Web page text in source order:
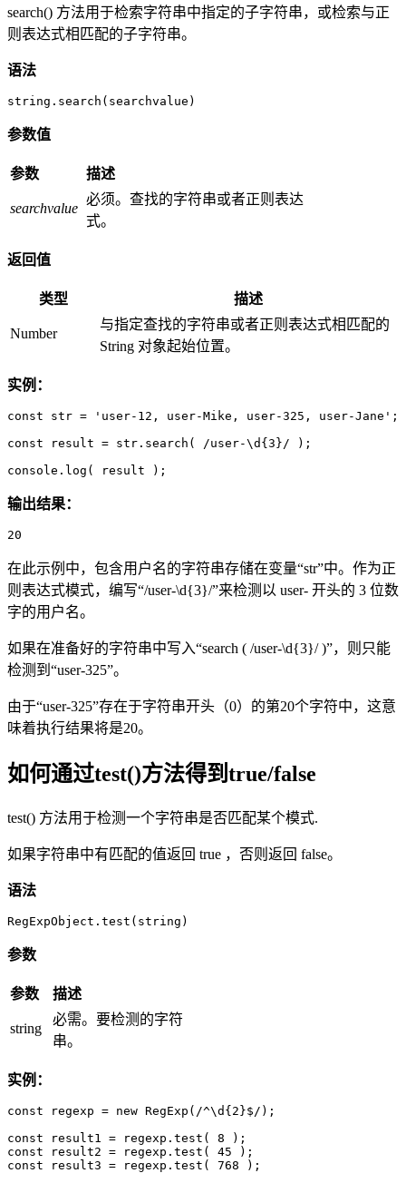
search() 方法用于检索字符串中指定的子字符串，或检索与正
则表达式相匹配的子字符串。
语法
string.search(searchvalue)
参数值
参数 描述
searchvalue
必须。查找的字符串或者正则表达
式。
返回值
类型 描述
Number
与指定查找的字符串或者正则表达式相匹配的
String 对象起始位置。
实例：
const str = 'user-12, user-Mike, user-325, user-Jane';
const result = str.search( /user-\d{3}/ );
console.log( result );
输出结果：
20
在此示例中，包含用户名的字符串存储在变量“str”中。作为正
则表达式模式，编写“/user-\d{3}/”来检测以 user- 开头的 3 位数
字的用户名。
如果在准备好的字符串中写入“search ( /user-\d{3}/ )”，则只能
检测到“user-325”。
由于“user-325”存在于字符串开头（0）的第20个字符中，这意
味着执行结果将是20。
如何通过test()方法得到true/false
test() 方法用于检测一个字符串是否匹配某个模式.
如果字符串中有匹配的值返回 true ，否则返回 false。
语法
RegExpObject.test(string)
参数
参数 描述
string
必需。要检测的字符
串。
实例：
const regexp = new RegExp(/^\d{2}$/);
const result1 = regexp.test( 8 );
const result2 = regexp.test( 45 );
const result3 = regexp.test( 768 );